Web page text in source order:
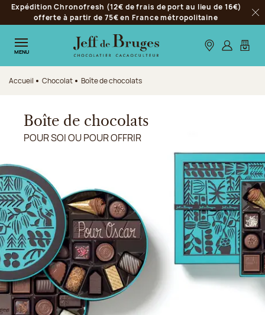
Aller à la navigation
Aller au contenu principal
Aller au pied de page
Expédition Chronofresh (12€ de frais de port au lieu de 16€)
offerte à partir de 75€ en France métropolitaine
MENU Nos boutiques
S’identifier
Mon
Accueil Chocolat Boîte de chocolats
Boîte de chocolats
POUR SOI OU POUR OFFRIR